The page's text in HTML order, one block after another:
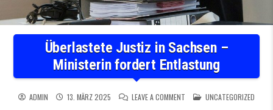
Überlastete Justiz in Sachsen –
Ministerin fordert Entlastung
ADMIN 13. MÄRZ 2025 LEAVE A COMMENT ON ÜBERLASTETE JUSTIZ
POSTED IN
UNCATEGORIZED